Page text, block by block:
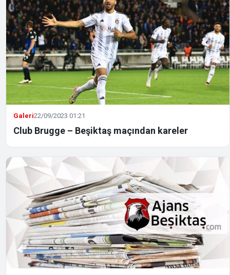
Galeri22/09/2023 01:21
Club Brugge – Beşiktaş maçından kareler